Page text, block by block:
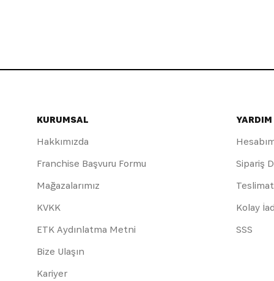
KURUMSAL
Hakkımızda
Franchise Başvuru Formu
Mağazalarımız
KVKK
ETK Aydınlatma Metni
Bize Ulaşın
Kariyer
YARDIM
Sipariş
Kolay
SSS